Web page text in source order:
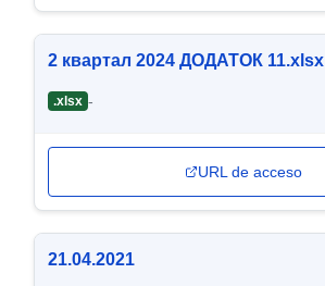
2 квартал 2024 ДОДАТОК 11.xlsx
.xlsx -
URL de acceso
21.04.2021